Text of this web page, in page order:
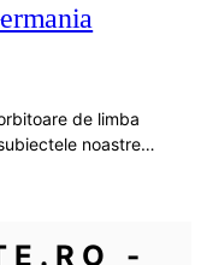
de limba
noastre…